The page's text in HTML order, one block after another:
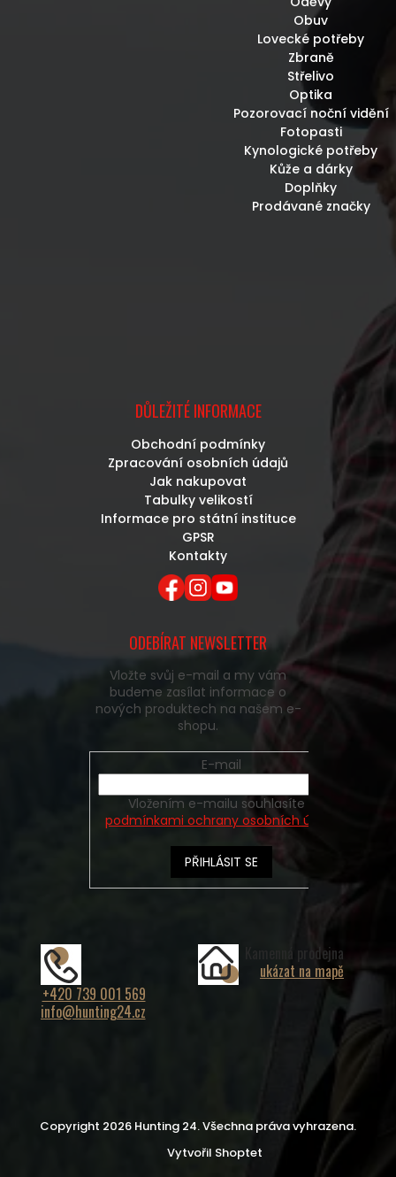
Obuv
Lovecké potřeby
Zbraně
Střelivo
Optika
Pozorovací noční vidění
Fotopasti
Kynologické potřeby
Kůže a dárky
Doplňky
Prodávané značky
DŮLEŽITÉ INFORMACE
Obchodní podmínky
Zpracování osobních údajů
Jak nakupovat
Tabulky velikostí
Informace pro státní instituce
GPSR
Kontakty
ODEBÍRAT NEWSLETTER
Vložte svůj e-mail a my vám
budeme zasílat informace o
nových produktech na našem e-
shopu.
E-mail
podmínkami ochrany osobních údajů
PŘIHLÁSIT SE
+420 739 001 569
info@hunting24.cz
Kamenná prodejna
ukázat na mapě
Vytvořil Shoptet
Copyright 2026 Hunting 24. Všechna práva vyhrazena.